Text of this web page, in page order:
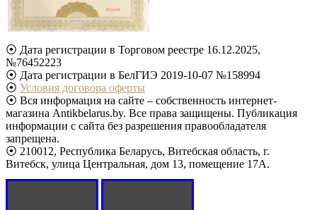
⦿ Дата регистрации в Торговом реестре 16.12.2025,
№76452223
⦿ Дата регистрации в БелГИЭ 2019-10-07 №158994
⦿ Условия договора оферты
⦿ Вся информация на сайте – собственность интернет-
магазина Antikbelarus.by. Все права защищены. Публикация
информации с сайта без разрешения правообладателя
запрещена.
⦿ 210012, Республика Беларусь, Витебская область, г.
Витебск, улица Центральная, дом 13, помещение 17А.